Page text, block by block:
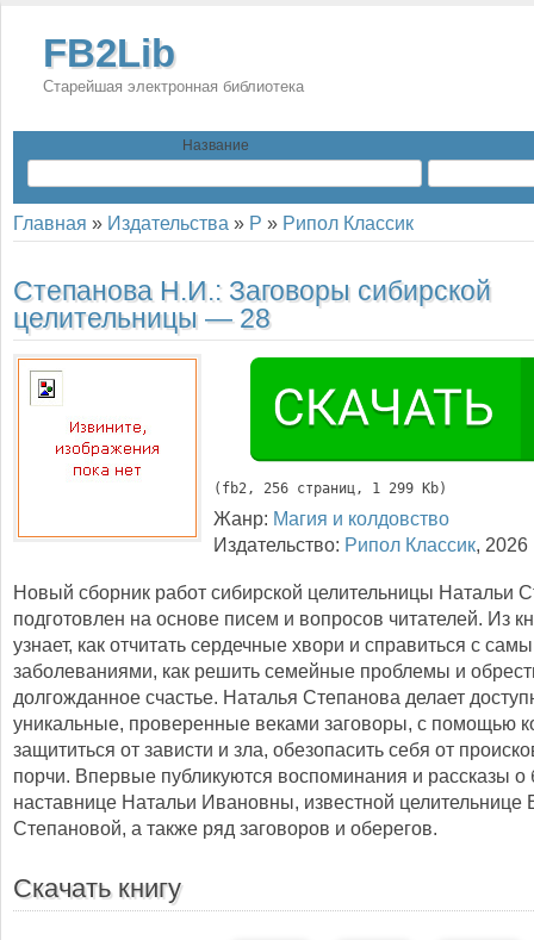
FB2Lib
Старейшая электронная библиотека
Название
Главная » Издательства » Р » Рипол Классик
Степанова Н.И.: Заговоры сибирской
целительницы — 28
( fb2, 256 страниц, 1 299 Kb)
Жанр: Магия и колдовство
Издательство: Рипол Классик, 2026
Новый сборник работ сибирской целительницы Натальи
подготовлен на основе писем и вопросов читателей. Из
узнает, как отчитать сердечные хвори и справиться с
заболеваниями, как решить семейные проблемы и
долгожданное счастье. Наталья Степанова делает
уникальные, проверенные веками заговоры, с помощью
защититься от зависти и зла, обезопасить себя от
порчи. Впервые публикуются воспоминания и рассказы о
наставнице Натальи Ивановны, известной целительнице
Степановой, а также ряд заговоров и оберегов.
Скачать книгу